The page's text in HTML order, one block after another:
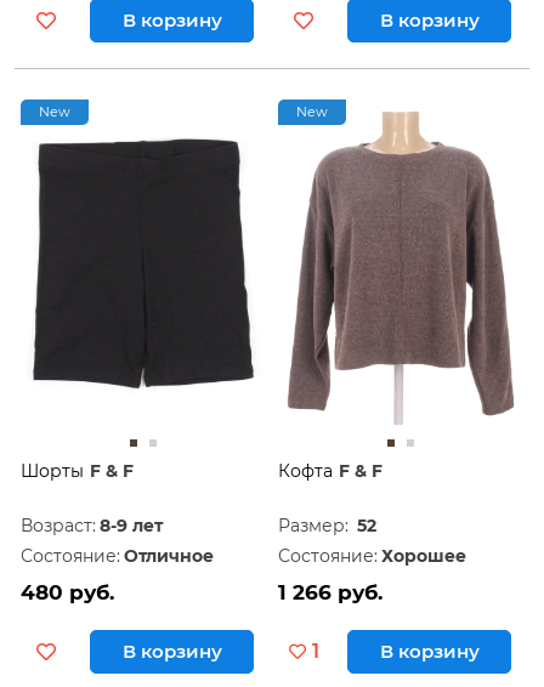
В корзину В корзину
New
Шорты F & F
Возраст: 8-9 лет
Состояние: Отличное
480 руб.
В корзину
New
Кофта F & F
Размер: 52
Состояние: Хорошее
1 266 руб.
1 В корзину